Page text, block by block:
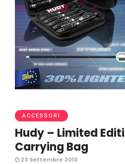
ACCESSORI
Hudy – Limited
Carrying Bag
23 Settembre 2010